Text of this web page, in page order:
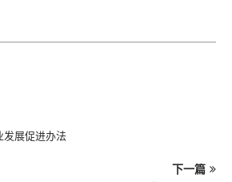
发展促进办法
下一篇